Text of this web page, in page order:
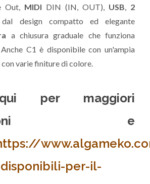
Out, MIDI DIN (IN, OUT), USB, 2
design compatto ed elegante
a chiusura graduale che funziona
C1 è disponibile con un'ampia
varie finiture di colore.
per maggiori
e
per-il-